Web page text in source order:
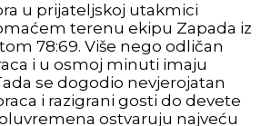
u prijateljskoj utakmici
terenu ekipu Zapada iz
78:69. Više nego odličan
i u osmoj minuti imaju
se dogodio nevjerojatan
i razigrani gosti do devete
ostvaruju najveću